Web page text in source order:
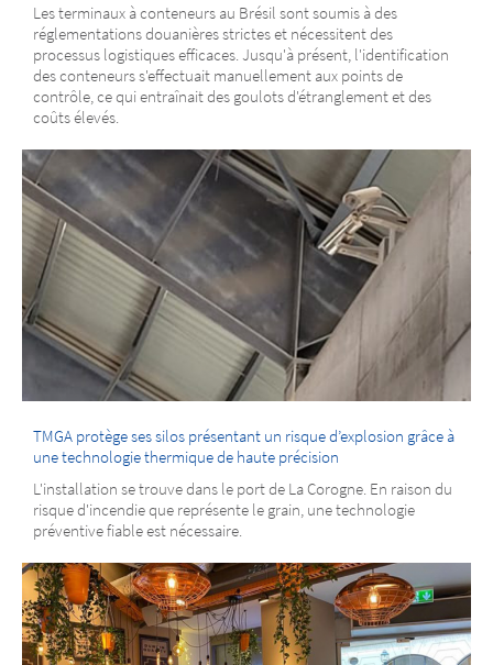
Les terminaux à conteneurs au Brésil sont soumis à des
réglementations douanières strictes et nécessitent des
processus logistiques efficaces. Jusqu'à présent, l'identification
des conteneurs s'effectuait manuellement aux points de
contrôle, ce qui entraînait des goulots d'étranglement et des
coûts élevés.
TMGA protège ses silos présentant un risque d’explosion grâce à
une technologie thermique de haute précision
L'installation se trouve dans le port de La Corogne. En raison du
risque d'incendie que représente le grain, une technologie
préventive fiable est nécessaire.